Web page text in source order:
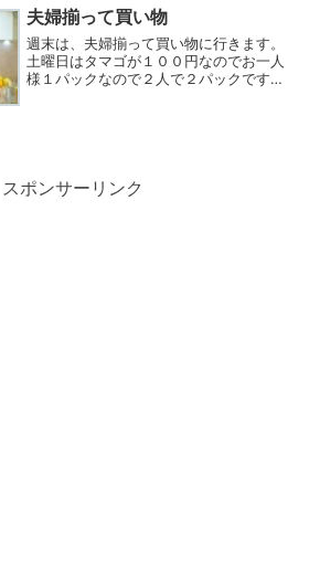
に“投資”する老後はお金より体のほうが
重要になる場面が増...
夫婦揃って買い物
週末は、夫婦揃って買い物に行きます。
土曜日はタマゴが１００円なのでお一人
様１パックなので２人で２パックです
スポンサーリンク